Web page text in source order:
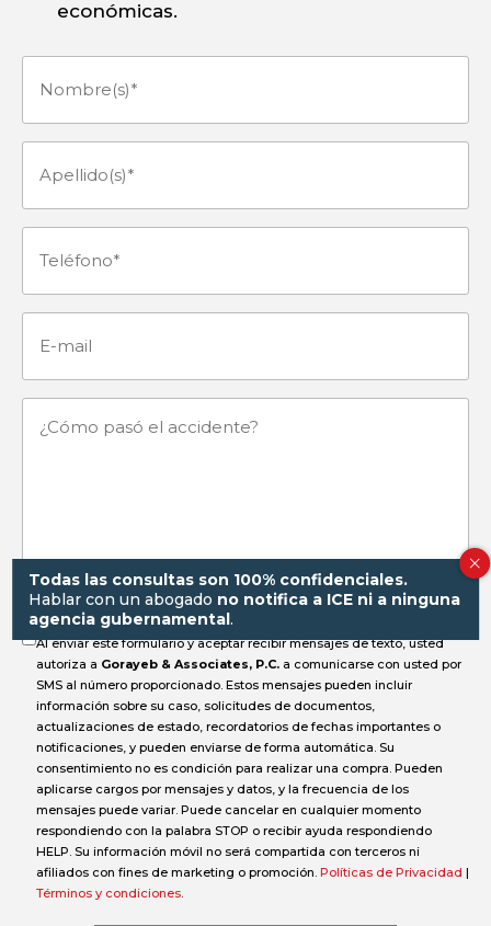
económicas.
Nombre(s)
Apellido(s)
Teléfono (Obligatorio)
¿Cómo
accidente?
Al enviar este formulario y aceptar recibir mensajes de texto, usted
autoriza a Gorayeb & Associates, P.C. a comunicarse con usted por
SMS al número proporcionado. Estos mensajes pueden incluir
información sobre su caso, solicitudes de documentos,
actualizaciones de estado, recordatorios de fechas importantes o
notificaciones, y pueden enviarse de forma automática. Su
consentimiento no es condición para realizar una compra. Pueden
aplicarse cargos por mensajes y datos, y la frecuencia de los
mensajes puede variar. Puede cancelar en cualquier momento
respondiendo con la palabra STOP o recibir ayuda respondiendo
HELP. Su información móvil no será compartida con terceros ni
afiliados con fines de marketing o promoción. Políticas de Privacidad |
Términos y condiciones
Todas las consultas son 100% confidenciales.
Hablar con un abogado no notifica a ICE ni a ninguna
agencia gubernamental.